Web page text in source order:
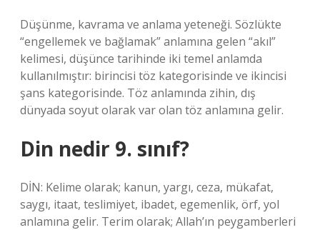
Düşünme, kavrama ve anlama yeteneği. Sözlükte
“engellemek ve bağlamak” anlamına gelen “akıl”
kelimesi, düşünce tarihinde iki temel anlamda
kullanılmıştır: birincisi töz kategorisinde ve ikincisi
şans kategorisinde. Töz anlamında zihin, dış
dünyada soyut olarak var olan töz anlamına gelir.
Din nedir 9. sınıf?
DİN: Kelime olarak; kanun, yargı, ceza, mükafat,
saygı, itaat, teslimiyet, ibadet, egemenlik, örf, yol
anlamına gelir. Terim olarak; Allah’ın peygamberleri